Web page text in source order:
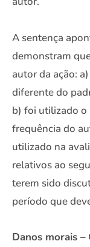
A sentença
demonstram
autor da ação:
diferente do
b) foi utilizado o
frequência do
utilizado na
relativos ao
terem sido
período que
Danos morais –